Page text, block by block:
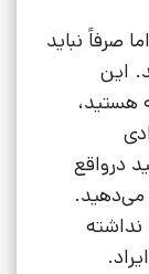
صرفاً نباید
این
هستید،
درواقع